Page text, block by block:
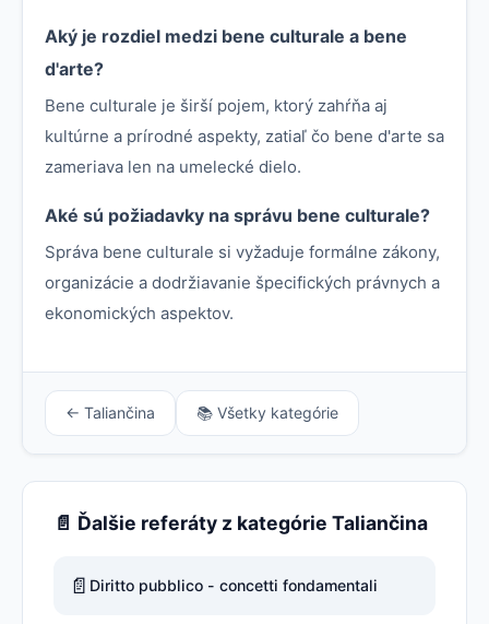
Aký je rozdiel medzi bene culturale a bene
d'arte?
Bene culturale je širší pojem, ktorý zahŕňa aj
kultúrne a prírodné aspekty, zatiaľ čo bene d'arte sa
zameriava len na umelecké dielo.
Aké sú požiadavky na správu bene culturale?
Správa bene culturale si vyžaduje formálne zákony,
organizácie a dodržiavanie špecifických právnych a
ekonomických aspektov.
← Taliančina 📚 Všetky kategórie
📄 Ďalšie referáty z kategórie Taliančina
📄 Diritto pubblico - concetti fondamentali